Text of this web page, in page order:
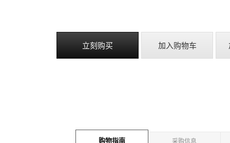
立刻购买 加入购物车
购物指南 采购信息